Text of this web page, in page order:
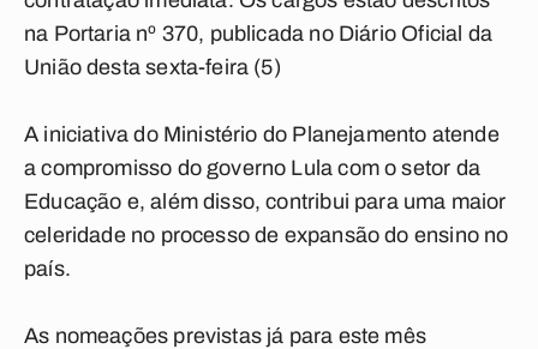
na Portaria nº 370, publicada no Diário Oficial da
União desta sexta-feira (5)
A iniciativa do Ministério do Planejamento atende
a compromisso do governo Lula com o setor da
Educação e, além disso, contribui para uma maior
celeridade no processo de expansão do ensino no
país.
As nomeações previstas já para este mês